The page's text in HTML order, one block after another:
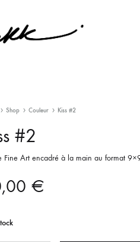
Shop Couleur Kiss #2
#2
Fine Art encadré à la main au format
€